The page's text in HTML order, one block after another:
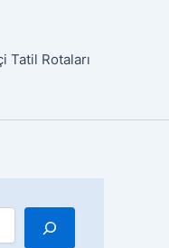
Tatil Rotaları